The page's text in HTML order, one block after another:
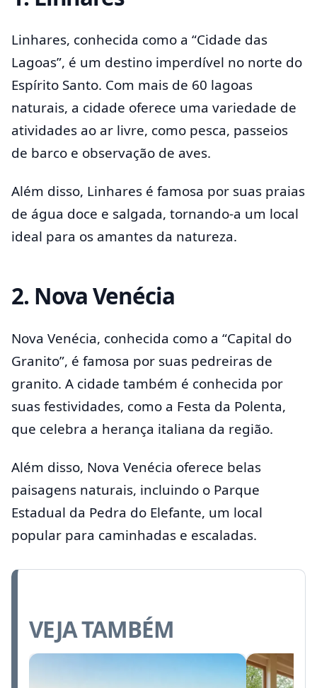
Linhares, conhecida como a “Cidade das
Lagoas”, é um destino imperdível no norte do
Espírito Santo. Com mais de 60 lagoas
naturais, a cidade oferece uma variedade de
atividades ao ar livre, como pesca, passeios
de barco e observação de aves.
Além disso, Linhares é famosa por suas praias
de água doce e salgada, tornando-a um local
ideal para os amantes da natureza.
2. Nova Venécia
Nova Venécia, conhecida como a “Capital do
Granito”, é famosa por suas pedreiras de
granito. A cidade também é conhecida por
suas festividades, como a Festa da Polenta,
que celebra a herança italiana da região.
Além disso, Nova Venécia oferece belas
paisagens naturais, incluindo o Parque
Estadual da Pedra do Elefante, um local
popular para caminhadas e escaladas.
VEJA TAMBÉM